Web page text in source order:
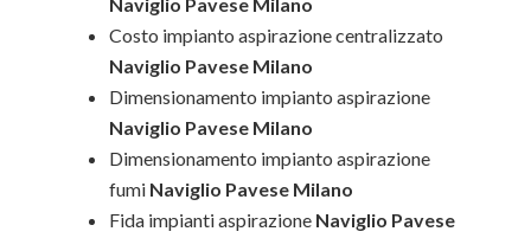
Costo impianto aspirazione centralizzato
Naviglio Pavese Milano
Dimensionamento impianto aspirazione
Naviglio Pavese Milano
Dimensionamento impianto aspirazione
fumi Naviglio Pavese Milano
Fida impianti aspirazione Naviglio Pavese